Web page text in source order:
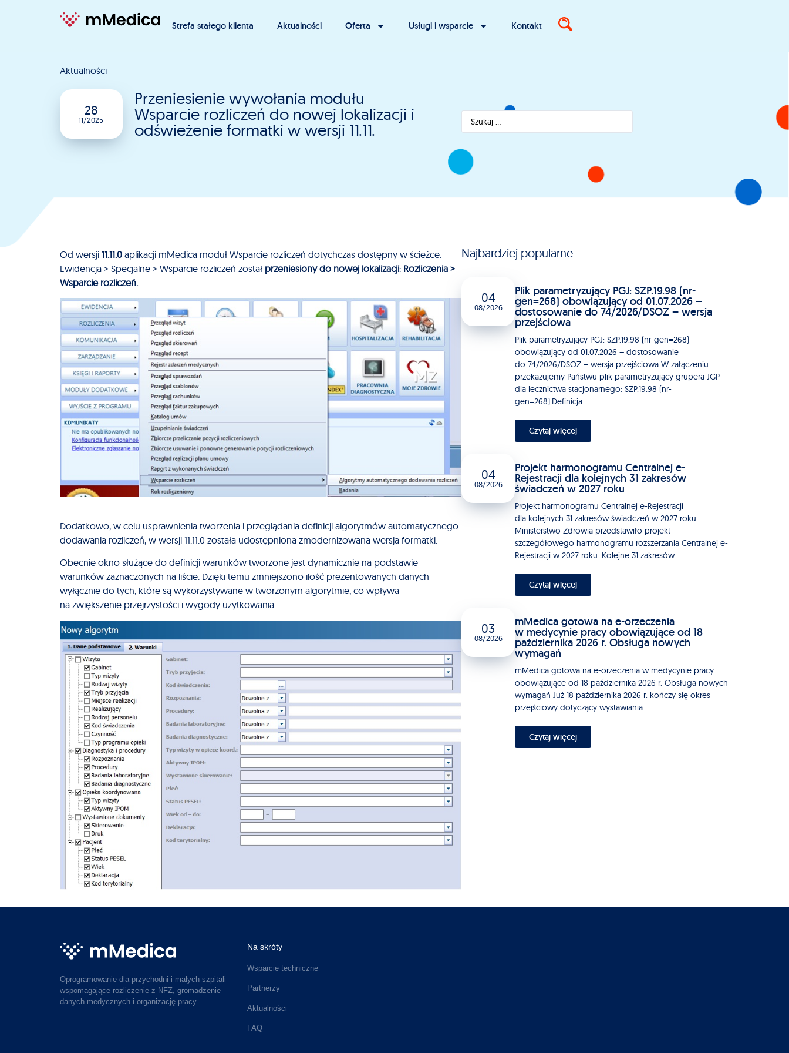
Strefa stałego klienta Aktualności Oferta Usługi i wsparcie Kontakt
Aktualności
28
11/2025
Przeniesienie wywołania modułu
Wsparcie rozliczeń do nowej lokalizacji i
odświeżenie formatki w wersji 11.11.
Od wersji 11.11.0 aplikacji mMedica moduł Wsparcie rozliczeń dotychczas dostępny w ścieżce:
Ewidencja > Specjalne > Wsparcie rozliczeń został przeniesiony do nowej lokalizacji: Rozliczenia >
Wsparcie rozliczeń.
Dodatkowo, w celu usprawnienia tworzenia i przeglądania definicji algorytmów automatycznego
dodawania rozliczeń, w wersji 11.11.0 została udostępniona zmodernizowana wersja formatki.
Obecnie okno służące do definicji warunków tworzone jest dynamicznie na podstawie
warunków zaznaczonych na liście. Dzięki temu zmniejszono ilość prezentowanych danych
wyłącznie do tych, które są wykorzystywane w tworzonym algorytmie, co wpływa
na zwiększenie przejrzystości i wygody użytkowania.
Najbardziej popularne
04
08/2026
Plik parametryzujący PGJ: SZP.19.98 (nr-
gen=268) obowiązujący od 01.07.2026 –
dostosowanie do 74/2026/DSOZ – wersja
przejściowa
Plik parametryzujący PGJ: SZP.19.98 (nr-gen=268)
obowiązujący od 01.07.2026 – dostosowanie
do 74/2026/DSOZ – wersja przejściowa W załączeniu
przekazujemy Państwu plik parametryzujący grupera JGP
dla lecznictwa stacjonarnego: SZP.19.98 (nr-
gen=268).Definicja...
Czytaj więcej
04
08/2026
Projekt harmonogramu Centralnej e-
Rejestracji dla kolejnych 31 zakresów
świadczeń w 2027 roku
Projekt harmonogramu Centralnej e-Rejestracji
dla kolejnych 31 zakresów świadczeń w 2027 roku
Ministerstwo Zdrowia przedstawiło projekt
szczegółowego harmonogramu rozszerzania Centralnej e-
Rejestracji w 2027 roku. Kolejne 31 zakresów...
Czytaj więcej
03
08/2026
mMedica gotowa na e-orzeczenia
w medycynie pracy obowiązujące od 18
października 2026 r. Obsługa nowych
wymagań
mMedica gotowa na e-orzeczenia w medycynie pracy
obowiązujące od 18 października 2026 r. Obsługa nowych
wymagań Już 18 października 2026 r. kończy się okres
przejściowy dotyczący wystawiania...
Czytaj więcej
Oprogramowanie dla przychodni i małych szpitali
wspomagające rozliczenie z NFZ, gromadzenie
danych medycznych i organizację pracy.
Na skróty
Wsparcie techniczne
Partnerzy
Aktualności
FAQ